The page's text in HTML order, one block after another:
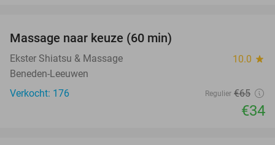
Massage naar keuze (60 min)
Ekster Shiatsu & Massage 10.0 star
Beneden-Leeuwen
Verkocht: 176
Regulier €65
€34